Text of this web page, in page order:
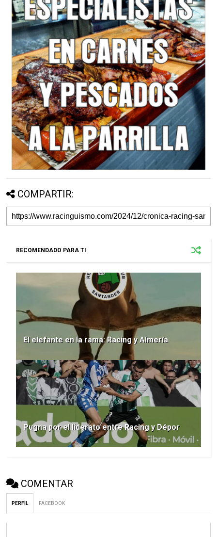
COMPARTIR:
RECOMENDADO PARA TI
El elefante en la rama: Racing y Almería
Pugna por el liderato entre Racing y Dépor
COMENTAR
PERFIL FACEBOOK